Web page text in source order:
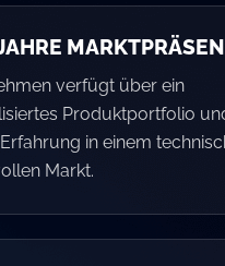
verfügt über ein
Produktportfolio
in einem
Markt.